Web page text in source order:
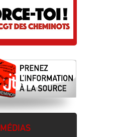
MÉDIAS